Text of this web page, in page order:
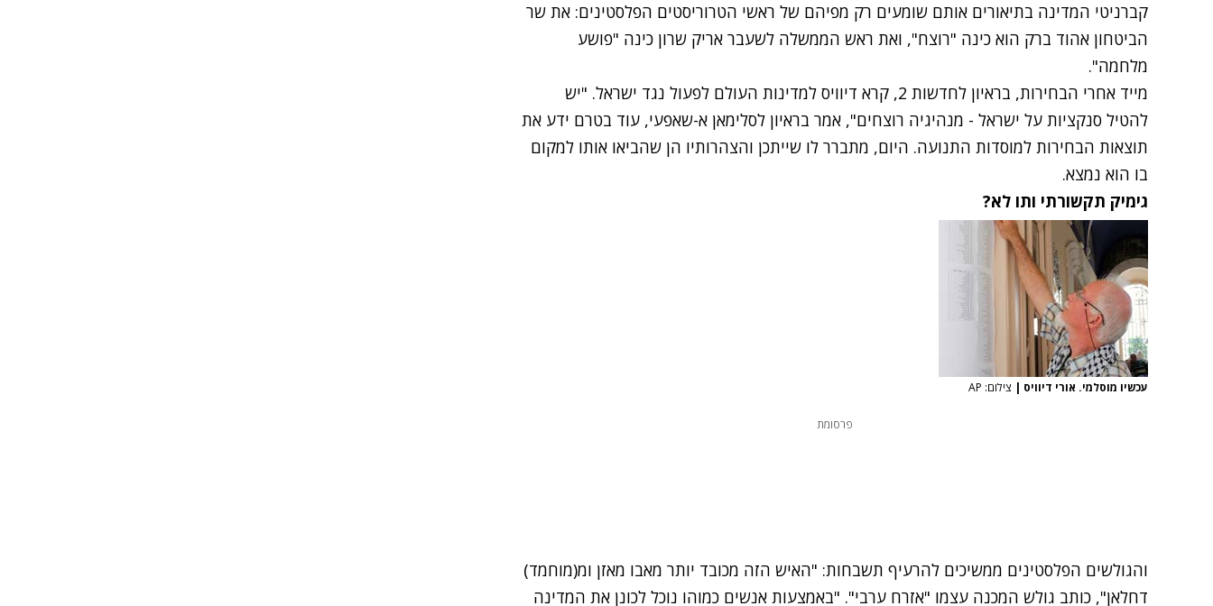
קברניטי המדינה בתיאורים אותם שומעים רק מפיהם של ראשי הטרוריסטים הפלסטינים: את שר
הביטחון אהוד ברק הוא כינה "רוצח", ואת ראש הממשלה לשעבר אריק שרון כינה "פושע
מלחמה".
מייד אחרי הבחירות, בראיון לחדשות 2, קרא דיוויס למדינות העולם לפעול נגד ישראל. "יש
להטיל סנקציות על ישראל - מנהיגיה רוצחים", אמר בראיון לסלימאן א-שאפעי, עוד בטרם ידע את
תוצאות הבחירות למוסדות התנועה. היום, מתברר לו שייתכן והצהרותיו הן שהביאו אותו למקום
בו הוא נמצא.
גימיק תקשורתי ותו לא?
עכשיו מוסלמי. אורי דיוויס | צילום: AP
פרסומת
והגולשים הפלסטינים ממשיכים להרעיף תשבחות: "האיש הזה מכובד יותר מאבו מאזן ומ(מוחמד)
דחלאן", כותב גולש המכנה עצמו "אזרח ערבי". "באמצעות אנשים כמוהו נוכל לכונן את המדינה